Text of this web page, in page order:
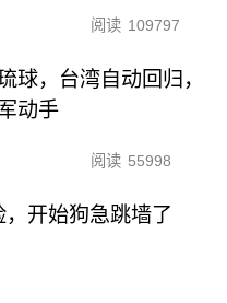
阅读 109797
球，台湾自动回归，
动手
阅读 55998
开始狗急跳墙了